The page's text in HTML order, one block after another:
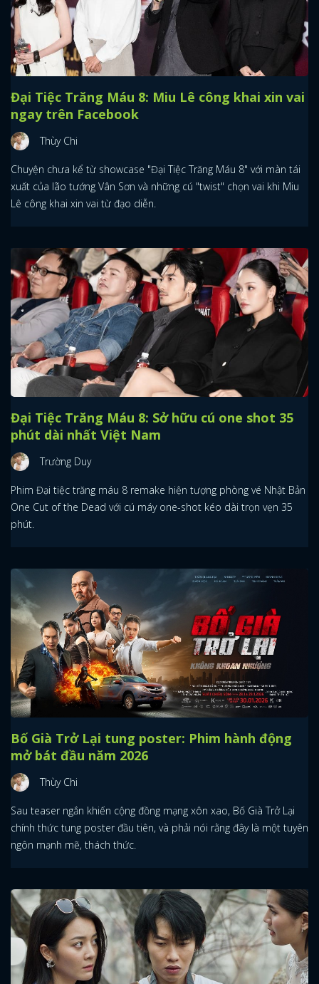
Đại Tiệc Trăng Máu 8: Miu Lê công khai xin vai
ngay trên Facebook
Thùy Chi
Chuyện chưa kể từ showcase "Đại Tiệc Trăng Máu 8" với màn tái
xuất của lão tướng Vân Sơn và những cú "twist" chọn vai khi Miu
Lê công khai xin vai từ đạo diễn.
Đại Tiệc Trăng Máu 8: Sở hữu cú one shot 35
phút dài nhất Việt Nam
Trường Duy
Phim Đại tiệc trăng máu 8 remake hiện tượng phòng vé Nhật Bản
One Cut of the Dead với cú máy one-shot kéo dài trọn vẹn 35
phút.
Bố Già Trở Lại tung poster: Phim hành động
mở bát đầu năm 2026
Thùy Chi
Sau teaser ngắn khiến cộng đồng mạng xôn xao, Bố Già Trở Lại
chính thức tung poster đầu tiên, và phải nói rằng đây là một tuyên
ngôn mạnh mẽ, thách thức.